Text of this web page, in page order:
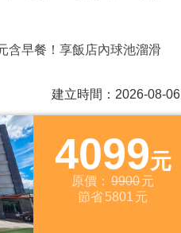
含早餐！享飯店內球池溜滑
建立時間：2026-08-06
4099元
原價： 9900元
節省5801 元